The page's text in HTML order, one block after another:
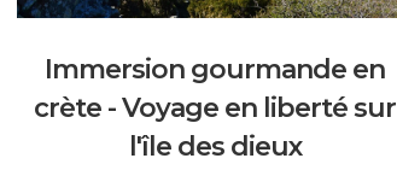
Immersion gourmande en
crète - Voyage en liberté sur
l'île des dieux